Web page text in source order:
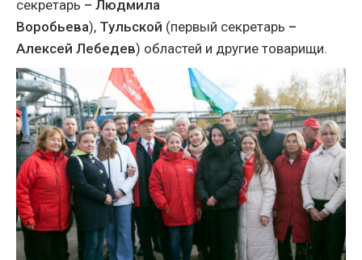
секретарь – Людмила
Воробьева), Тульской (первый секретарь –
Алексей Лебедев) областей и другие товарищи.